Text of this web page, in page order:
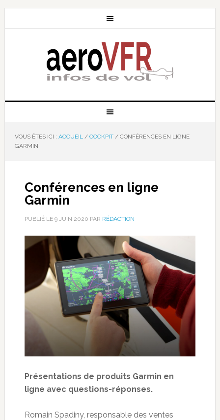
VOUS ÊTES ICI : ACCUEIL / COCKPIT /CONFÉRENCES EN LIGNE
GARMIN
Conférences en ligne
Garmin
PUBLIÉ LE 9 JUIN 2020 PAR RÉDACTION
Présentations de produits Garmin en
ligne avec questions-réponses.
Romain Spadiny, responsable des ventes